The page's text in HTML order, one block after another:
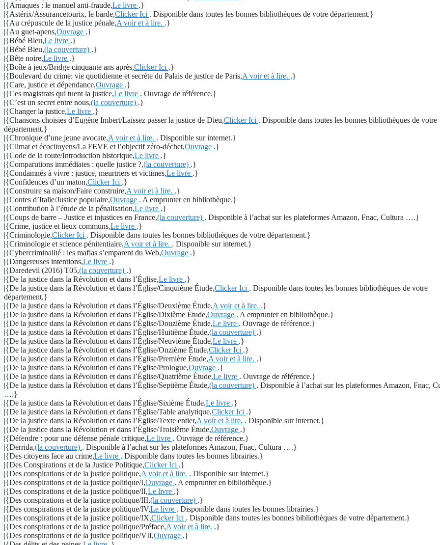
|{Arnaques : le manuel anti-fraude,Le livre .}
|{Astérix/Assurancetourix, le barde,Clicker Ici . Disponible dans toutes les bonnes bibliothèques de votre département.}
|{Au crépuscule de la justice pénale,A voir et à lire. .}
|{Au guet-apens,Ouvrage .}
|{Bébé Bleu,Le livre .}
|{Bébé Bleu,(la couverture) .}
|{Bête noire,Le livre .}
|{Boîte à jeux/Bridge cinquante ans après,Clicker Ici .}
|{Boulevard du crime: vie quotidienne et secrète du Palais de justice de Paris,A voir et à lire. .}
|{Care, justice et dépendance,Ouvrage .}
|{Ces magistrats qui tuent la justice,Le livre . Ouvrage de référence.}
|{C’est un secret entre nous,(la couverture) .}
|{Changer la justice,Le livre .}
|{Chansons choisies d’Eugène Imbert/Laissez passer la justice de Dieu,Clicker Ici . Disponible dans toutes les bonnes bibliothèques de votre
département.}
|{Chronique d’une jeune avocate,A voir et à lire. . Disponible sur internet.}
|{Climat et écocitoyens/La FEVE et l’objectif zéro-déchet,Ouvrage .}
|{Code de la route/Introduction historique,Le livre .}
|{Comparutions immédiates : quelle justice ?,(la couverture) .}
|{Condamnés à vivre : justice, meurtriers et victimes,Le livre .}
|{Confidences d’un maton,Clicker Ici .}
|{Construire sa maison/Faire construire,A voir et à lire. .}
|{Contes d’Italie/Justice populaire,Ouvrage . A emprunter en bibliothèque.}
|{Contribution à l’étude de la pénalisation,Le livre .}
|{Coups de barre – Justice et injustices en France,(la couverture) . Disponible à l’achat sur les plateformes Amazon, Fnac, Cultura ….}
|{Crime, justice et lieux communs,Le livre .}
|{Criminologie,Clicker Ici . Disponible dans toutes les bonnes bibliothèques de votre département.}
|{Criminologie et science pénitentiaire,A voir et à lire. . Disponible sur internet.}
|{Cybercriminalité : les mafias s’emparent du Web,Ouvrage .}
|{Dangereuses intentions,Le livre .}
|{Daredevil (2016) T05,(la couverture) .}
|{De la justice dans la Révolution et dans l’Église,Le livre .}
|{De la justice dans la Révolution et dans l’Église/Cinquième Étude,Clicker Ici . Disponible dans toutes les bonnes bibliothèques de votre
département.}
|{De la justice dans la Révolution et dans l’Église/Deuxième Étude,A voir et à lire. .}
|{De la justice dans la Révolution et dans l’Église/Dixième Étude,Ouvrage . A emprunter en bibliothèque.}
|{De la justice dans la Révolution et dans l’Église/Douzième Étude,Le livre . Ouvrage de référence.}
|{De la justice dans la Révolution et dans l’Église/Huitième Étude,(la couverture) .}
|{De la justice dans la Révolution et dans l’Église/Neuvième Étude,Le livre .}
|{De la justice dans la Révolution et dans l’Église/Onzième Étude,Clicker Ici .}
|{De la justice dans la Révolution et dans l’Église/Première Étude,A voir et à lire. .}
|{De la justice dans la Révolution et dans l’Église/Prologue,Ouvrage .}
|{De la justice dans la Révolution et dans l’Église/Quatrième Étude,Le livre . Ouvrage de référence.}
|{De la justice dans la Révolution et dans l’Église/Septième Étude,(la couverture) . Disponible à l’achat sur les plateformes Amazon, Fnac,
….}
|{De la justice dans la Révolution et dans l’Église/Sixième Étude,Le livre .}
|{De la justice dans la Révolution et dans l’Église/Table analytique,Clicker Ici .}
|{De la justice dans la Révolution et dans l’Église/Texte entier,A voir et à lire. . Disponible sur internet.}
|{De la justice dans la Révolution et dans l’Église/Troisième Étude,Ouvrage .}
|{Défendre : pour une défense pénale critique,Le livre . Ouvrage de référence.}
|{Derrida,(la couverture) . Disponible à l’achat sur les plateformes Amazon, Fnac, Cultura ….}
|{Des citoyens face au crime,Le livre . Disponible dans toutes les bonnes librairies.}
|{Des Conspirations et de la Justice Politique,Clicker Ici .}
|{Des conspirations et de la justice politique,A voir et à lire. . Disponible sur internet.}
|{Des conspirations et de la justice politique/I,Ouvrage . A emprunter en bibliothèque.}
|{Des conspirations et de la justice politique/II,Le livre .}
|{Des conspirations et de la justice politique/III,(la couverture) .}
|{Des conspirations et de la justice politique/IV,Le livre . Disponible dans toutes les bonnes librairies.}
|{Des conspirations et de la justice politique/IX,Clicker Ici . Disponible dans toutes les bonnes bibliothèques de votre département.}
|{Des conspirations et de la justice politique/Préface,A voir et à lire. .}
|{Des conspirations et de la justice politique/VII,Ouvrage .}